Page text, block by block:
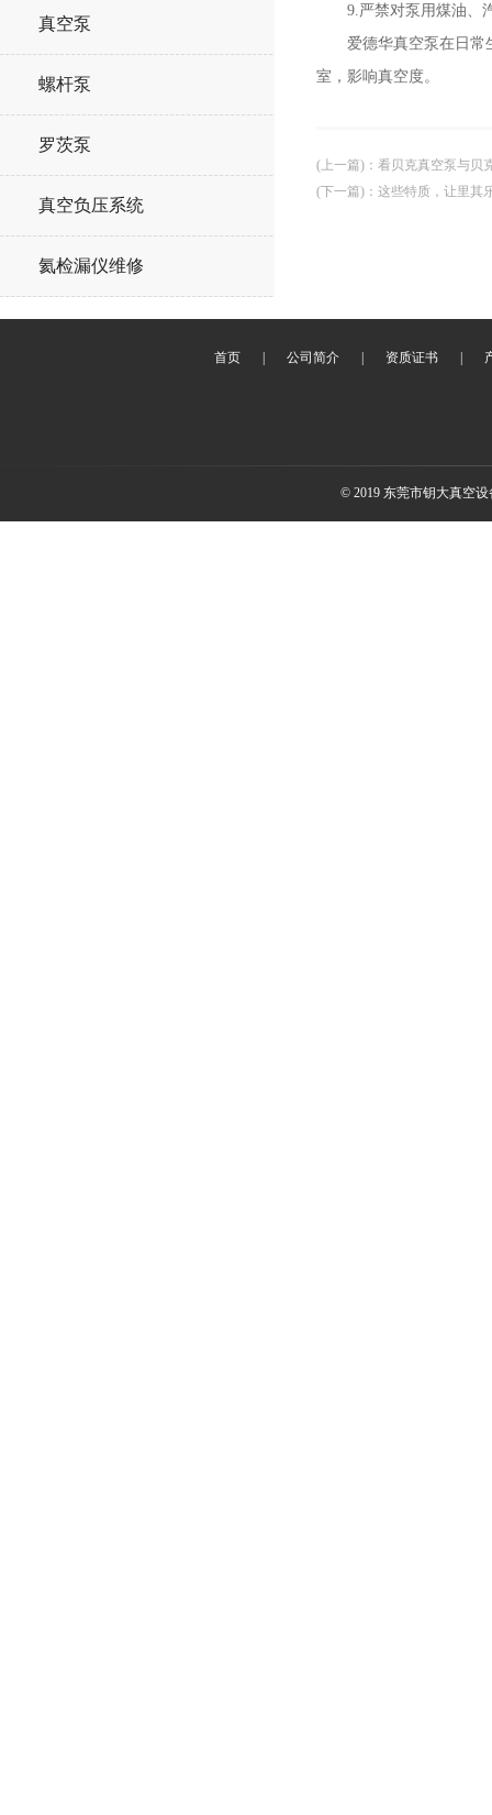
真空泵
螺杆泵
罗茨泵
真空负压系统
氦检漏仪维修
9.严禁对泵用煤油、汽
爱德华真空泵在日常生
室，影响真空度。
(上一篇) ： 看贝克真空泵与贝
(下一篇) ： 这些特质，让里其
首页 公司简介 资质证书
© 2019 东莞市钥大真空